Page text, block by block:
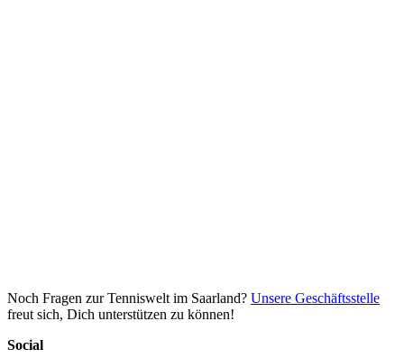
Noch Fragen zur Tenniswelt im Saarland? Unsere Geschäftsstelle
freut sich, Dich unterstützen zu können!
Social